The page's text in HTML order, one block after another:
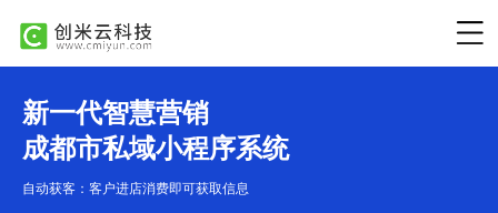
新一代智慧营销
成都市私域小程序系统
自动获客：客户进店消费即可获取信息